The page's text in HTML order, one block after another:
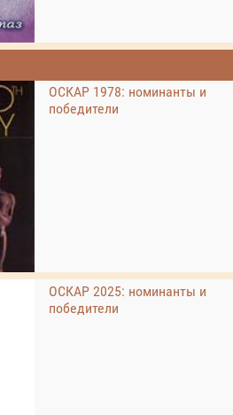
ОСКАР 1978: номинанты и
победители
ОСКАР 2025: номинанты и
победители